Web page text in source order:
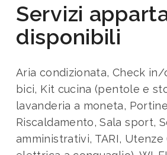
Servizi
disponibili
Aria condizionata, Check
bici, Kit cucina (pentole e
lavanderia a moneta,
Riscaldamento, Sala sport,
amministrativi, TARI, Utenze